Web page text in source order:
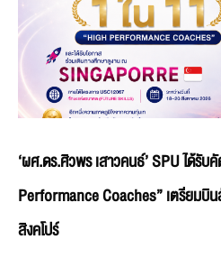
‘ผศ.ดร.ศิวพร เสาวคนธ์’ SPU ได้รับ
Performance Coaches” เตรียม
สิงคโปร์